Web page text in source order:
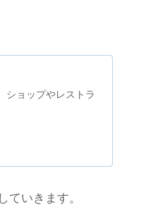
ショップやレストラ
いきます。